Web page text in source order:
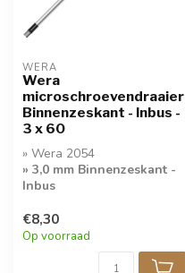
WERA
Wera
microschroevendraaier
Binnenzeskant - Inbus -
3 x 60
» Wera 2054
» 3,0 mm Binnenzeskant -
Inbus
» Kwaliteit
Microschroevendraaier
€8,30
Op voorraad